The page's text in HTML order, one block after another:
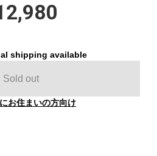
shipping available
Sold out
お住まいの方向け